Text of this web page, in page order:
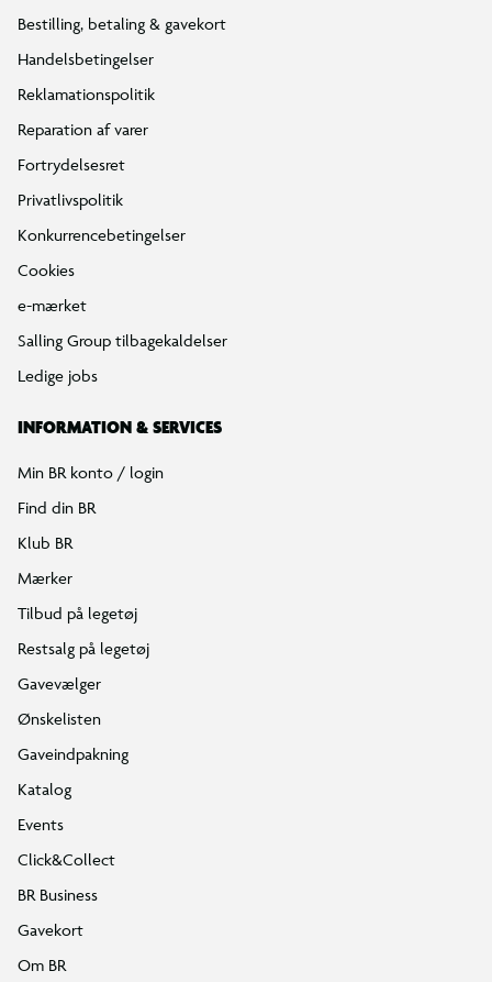
Bestilling, betaling & gavekort
Handelsbetingelser
Reklamationspolitik
Reparation af varer
Fortrydelsesret
Privatlivspolitik
Konkurrencebetingelser
Cookies
e-mærket
Salling Group tilbagekaldelser
Ledige jobs
INFORMATION & SERVICES
Min BR konto / login
Find din BR
Klub BR
Mærker
Tilbud på legetøj
Restsalg på legetøj
Gavevælger
Ønskelisten
Gaveindpakning
Katalog
Events
Click&Collect
BR Business
Gavekort
Om BR